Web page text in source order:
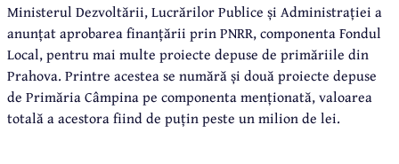
Ministerul Dezvoltării, Lucrărilor Publice și Administrației a
anunțat aprobarea finanțării prin PNRR, componenta Fondul
Local, pentru mai multe proiecte depuse de primăriile din
Prahova. Printre acestea se numără și două proiecte depuse
de Primăria Câmpina pe componenta menționată, valoarea
totală a acestora fiind de puțin peste un milion de lei.